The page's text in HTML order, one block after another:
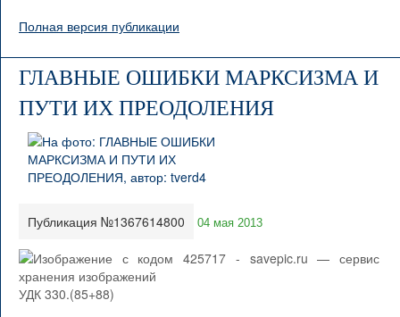
Полная версия публикации
ГЛАВНЫЕ ОШИБКИ МАРКСИЗМА И
ПУТИ ИХ ПРЕОДОЛЕНИЯ
Публикация №1367614800 04 мая 2013
УДК 330.(85+88)